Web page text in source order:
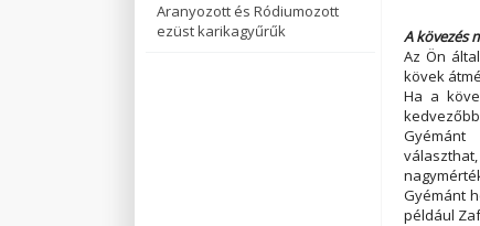
Aranyozott és Ródiumozott
ezüst karikagyűrűk
A kövezés
Az Ön
kövek
Ha a
Gyémánt
például